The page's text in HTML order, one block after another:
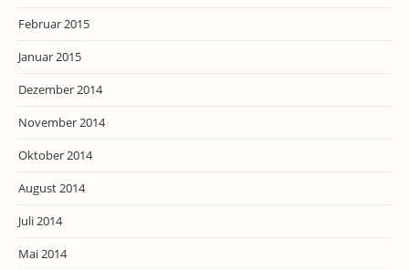
Februar 2015
Januar 2015
Dezember 2014
November 2014
Oktober 2014
August 2014
Juli 2014
Mai 2014